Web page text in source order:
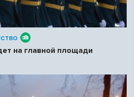
на главной площади